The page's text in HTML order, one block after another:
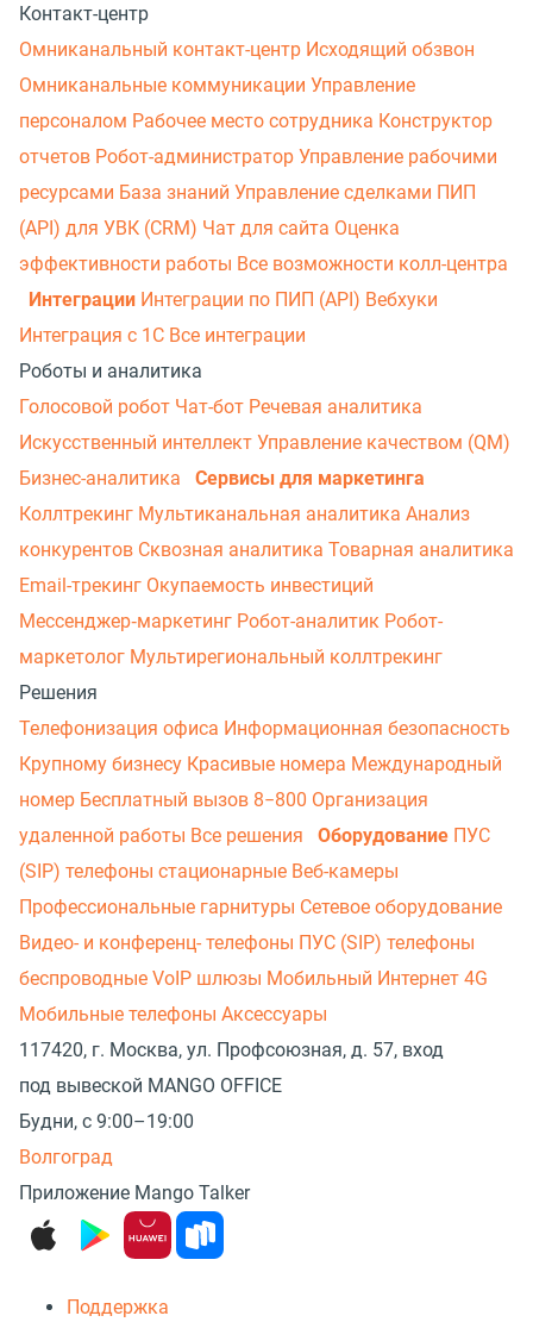
Контакт-центр
Омниканальный контакт-центр Исходящий обзвон
Омниканальные коммуникации Управление
персоналом Рабочее место сотрудника Конструктор
отчетов Робот-администратор Управление рабочими
ресурсами База знаний Управление сделками ПИП
(API) для УВК (CRM) Чат для сайта Оценка
эффективности работы Все возможности колл-центра
Интеграции Интеграции по ПИП (API) Вебхуки
Интеграция с 1С Все интеграции
Роботы и аналитика
Голосовой робот Чат-бот Речевая аналитика
Искусственный интеллект Управление качеством (QM)
Бизнес-аналитика
Сервисы для маркетинга
Коллтрекинг Мультиканальная аналитика Анализ
конкурентов Сквозная аналитика Товарная аналитика
Email-трекинг Окупаемость инвестиций
Мессенджер‑маркетинг Робот-аналитик Робот-
маркетолог Мультирегиональный коллтрекинг
Решения
Телефонизация офиса Информационная безопасность
Крупному бизнесу Красивые номера Международный
номер Бесплатный вызов 8−800 Организация
удаленной работы Все решения Оборудование ПУС
(SIP) телефоны стационарные Веб-камеры
Профессиональные гарнитуры Сетевое оборудование
Видео- и конференц- телефоны ПУС (SIP) телефоны
беспроводные VoIP шлюзы Мобильный Интернет 4G
Мобильные телефоны Аксессуары
117420, г. Москва, ул. Профсоюзная, д. 57, вход
под вывеской MANGO OFFICE
Будни, с 9:00–19:00
Волгоград
Приложение Mango Talker
Поддержка